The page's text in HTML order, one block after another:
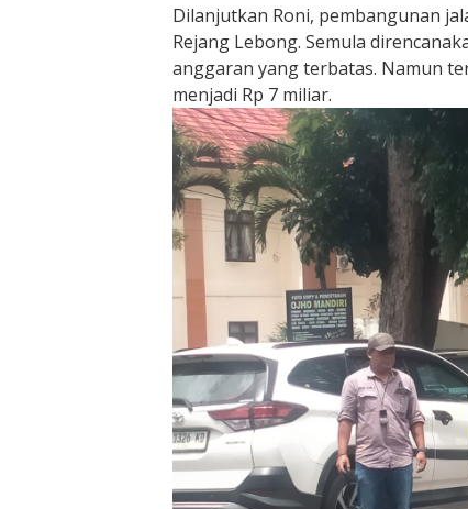
e
r
Dilanjutkan Roni, pembangunan
Rejang Lebong. Semula
anggaran yang terbatas. Namun
menjadi Rp 7 miliar.